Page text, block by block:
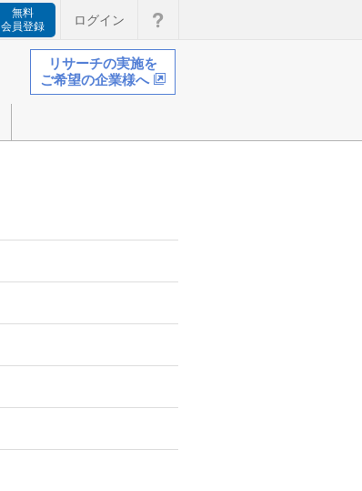
無料
会員登録
ログイン
リサーチの実施を
ご希望の企業様へ